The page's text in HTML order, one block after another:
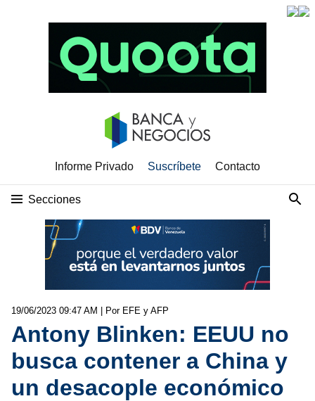
Informe Privado Suscríbete Contacto
Secciones
19/06/2023 09:47 AM | Por EFE y AFP
Antony Blinken: EEUU no
busca contener a China y
un desacople económico